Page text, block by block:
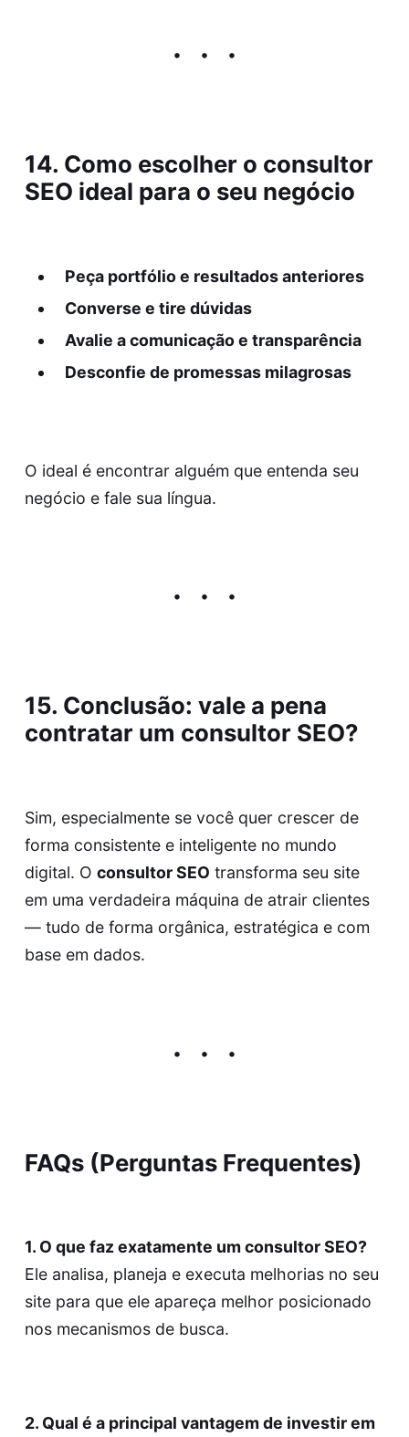
14. Como escolher o consultor
SEO ideal para o seu negócio
Peça portfólio e resultados anteriores
Converse e tire dúvidas
Avalie a comunicação e transparência
Desconfie de promessas milagrosas
O ideal é encontrar alguém que entenda seu
negócio e fale sua língua.
15. Conclusão: vale a pena
contratar um consultor SEO?
Sim, especialmente se você quer crescer de
forma consistente e inteligente no mundo
digital. O consultor SEO transforma seu site
em uma verdadeira máquina de atrair clientes
— tudo de forma orgânica, estratégica e com
base em dados.
FAQs (Perguntas Frequentes)
1. O que faz exatamente um consultor SEO?
Ele analisa, planeja e executa melhorias no seu
site para que ele apareça melhor posicionado
nos mecanismos de busca.
2. Qual é a principal vantagem de investir em